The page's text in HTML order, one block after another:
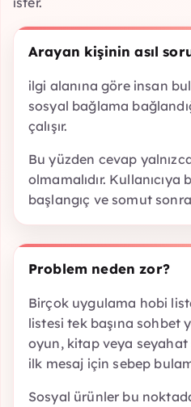
Arayan kişinin asıl
ilgi alanına göre insan
sosyal bağlama
çalışır.
Bu yüzden cevap
olmamalıdır. Kullanıcıya
başlangıç ve somut
Problem neden zor?
Birçok uygulama hobi
listesi tek başına sohbet
oyun, kitap veya
ilk mesaj için sebep
Sosyal ürünler bu